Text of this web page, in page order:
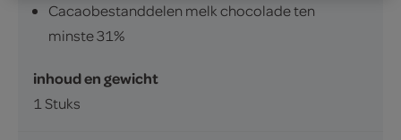
Cacaobestanddelen melk chocolade ten
minste 31%
inhoud en gewicht
1 Stuks